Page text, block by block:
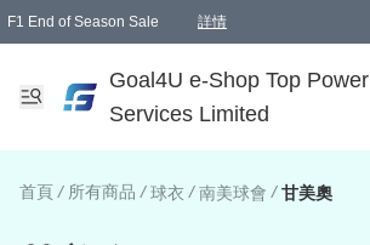
F1 End of Season Sale 詳情
Goal4U e-Shop Top Power
Services Limited
首頁 / 所有商品 / 球衣 / 南美球會 / 甘美奧